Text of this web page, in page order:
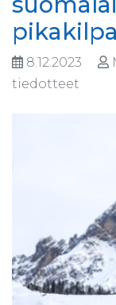
8.12.2023
tiedotteet